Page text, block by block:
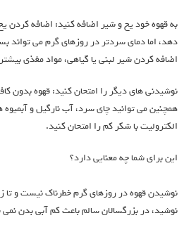
به قهوه خود یخ و شیر اضافه کنید: اضافه کردن
دهد، اما دمای سردتر در روزهای گرم می تواند
اضافه کردن شیر لبنی یا گیاهی، مواد مغذی
نوشیدنی های دیگر را امتحان کنید: قهوه بدون
همچنین می توانید چای سرد، آب نارگیل و آبمیوه
الکترولیت با شکر کم را امتحان کنید.
این برای شما چه معنایی دارد؟
نوشیدن قهوه در روزهای گرم خطرناک نیست و تا
نوشید، در بزرگسالان سالم باعث کم آبی بدن